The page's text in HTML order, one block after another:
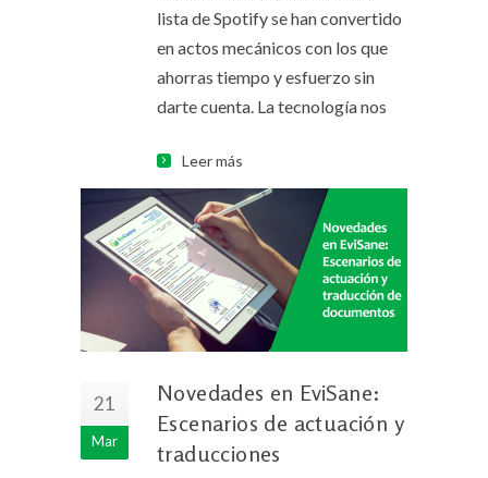
lista de Spotify se han convertido
en actos mecánicos con los que
ahorras tiempo y esfuerzo sin
darte cuenta. La tecnología nos
Leer más
21
Mar
Novedades en EviSane:
Escenarios de actuación y
traducciones